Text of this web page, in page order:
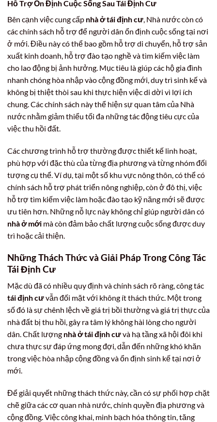
Hỗ Trợ Ổn Định Cuộc Sống Sau Tái Định Cư
Bên cạnh việc cung cấp nhà ở tái định cư, Nhà nước còn có
các chính sách hỗ trợ để người dân ổn định cuộc sống tại nơi
ở mới. Điều này có thể bao gồm hỗ trợ di chuyển, hỗ trợ sản
xuất kinh doanh, hỗ trợ đào tạo nghề và tìm kiếm việc làm
cho lao động bị ảnh hưởng. Mục tiêu là giúp các hộ gia đình
nhanh chóng hòa nhập vào cộng đồng mới, duy trì sinh kế và
không bị thiệt thòi sau khi thực hiện việc di dời vì lợi ích
chung. Các chính sách này thể hiện sự quan tâm của Nhà
nước nhằm giảm thiểu tối đa những tác động tiêu cực của
việc thu hồi đất.
Các chương trình hỗ trợ thường được thiết kế linh hoạt,
phù hợp với đặc thù của từng địa phương và từng nhóm đối
tượng cụ thể. Ví dụ, tại một số khu vực nông thôn, có thể có
chính sách hỗ trợ phát triển nông nghiệp, còn ở đô thị, việc
hỗ trợ tìm kiếm việc làm hoặc đào tạo kỹ năng mới sẽ được
ưu tiên hơn. Những nỗ lực này không chỉ giúp người dân có
nhà ở mới mà còn đảm bảo chất lượng cuộc sống được duy
trì hoặc cải thiện.
Những Thách Thức và Giải Pháp Trong Công Tác
Tái Định Cư
Mặc dù đã có nhiều quy định và chính sách rõ ràng, công tác
tái định cưvẫn đối mặt với không ít thách thức. Một trong
số đó là sự chênh lệch về giá trị bồi thường và giá trị thực của
nhà đất bị thu hồi, gây ra tâm lý không hài lòng cho người
dân. Chất lượng nhà ở tái định cưvà hạ tầng xã hội đôi khi
chưa thực sự đáp ứng mong đợi, dẫn đến những khó khăn
trong việc hòa nhập cộng đồng và ổn định sinh kế tại nơi ở
mới.
Để giải quyết những thách thức này, cần có sự phối hợp chặt
chẽ giữa các cơ quan nhà nước, chính quyền địa phương và
cộng đồng. Việc công khai, minh bạch hóa thông tin, tăng